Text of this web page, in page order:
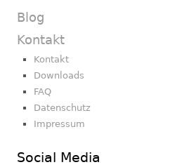
Blog
Kontakt
Kontakt
Downloads
FAQ
Datenschutz
Impressum
Social Media